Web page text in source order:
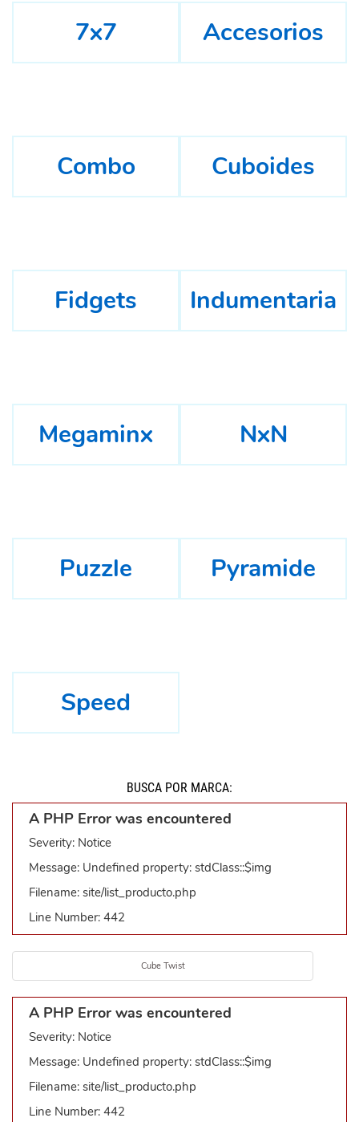
7x7 Accesorios
Combo Cuboides
Fidgets Indumentaria
Megaminx NxN
Puzzle Pyramide
Speed
BUSCÁ POR MARCA:
A PHP Error was encountered
Severity: Notice
Message: Undefined property: stdClass::$img
Filename: site/list_producto.php
Line Number: 442
Cube Twist
A PHP Error was encountered
Severity: Notice
Message: Undefined property: stdClass::$img
Filename: site/list_producto.php
Line Number: 442